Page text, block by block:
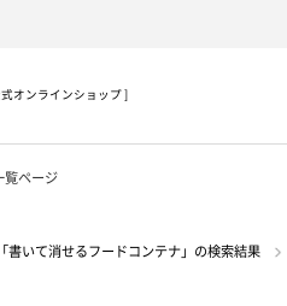
式オンラインショップ ]
覧ページ
「書いて消せるフードコンテナ」の検索結果